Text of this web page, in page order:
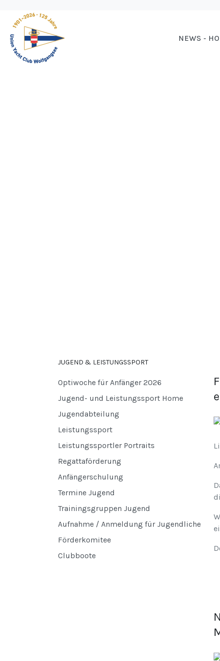
NEWS -
JUGEND & LEISTUNGSSPORT
Optiwoche für Anfänger 2026
Jugend- und Leistungssport Home
Jugendabteilung
Leistungssport
Leistungssportler Portraits
Regattaförderung
Anfängerschulung
Termine Jugend
Trainingsgruppen Jugend
Aufnahme / Anmeldung für Jugendliche
Förderkomitee
Clubboote